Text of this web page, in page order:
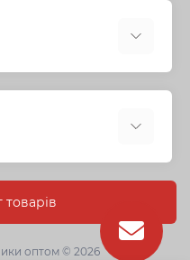
товарів
оптом © 2026